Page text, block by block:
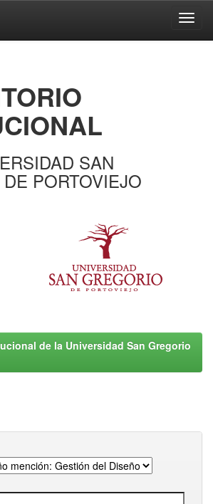
SAN
PORTOVIEJO
de la Universidad San Gregorio